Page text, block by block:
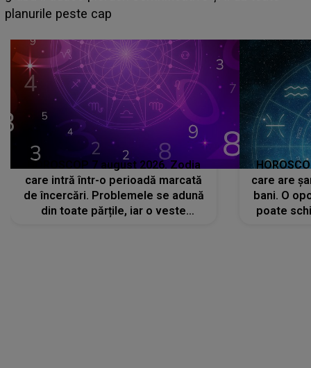
sa: "I-am spus și ei în față, eu nu te iubesc pentru
HOROSCOP 7 august 2026. Zodia
care intră într-o perioadă marcată
de încercări. Problemele se adună
din toate părțile, iar o veste
care are
bani. O
poate